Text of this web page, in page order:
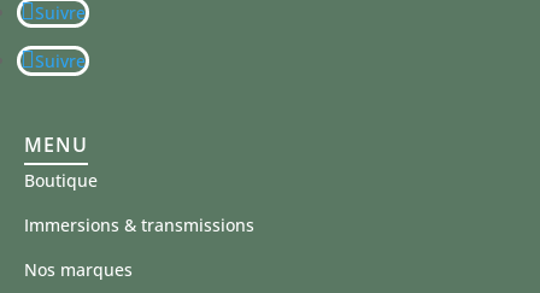
Suivre
Suivre
MENU
Boutique
Immersions & transmissions
Nos marques